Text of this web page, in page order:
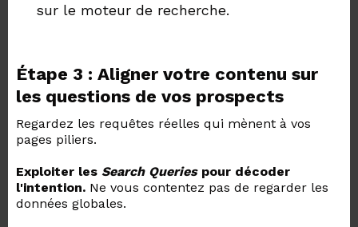
sur le moteur de recherche.
Étape 3 : Aligner votre contenu sur
les questions de vos prospects
Regardez les requêtes réelles qui mènent à vos
pages piliers.
Exploiter les Search Queriespour décoder
l'intention. Ne vous contentez pas de regarder les
données globales.